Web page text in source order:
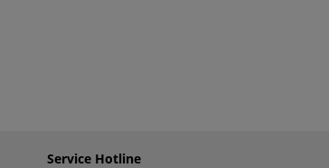
Service Hotline